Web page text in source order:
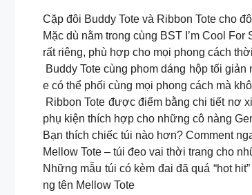
Cặp đôi Buddy Tote và Ribbon Tote cho
Mặc dù nằm trong cùng BST I’m Cool
rất riêng, phù hợp cho mọi phong cách
Buddy Tote cùng phom dáng hộp tối
e có thể phối cùng mọi phong cách mà
Ribbon Tote được điểm bằng chi tiết nơ
phụ kiện thích hợp cho những cô nàng
Bạn thích chiếc túi nào hơn? Comment
Mellow Tote – túi đeo vai thời trang cho
Những mẫu túi có kèm đai đã quá “hot
ng tên Mellow Tote